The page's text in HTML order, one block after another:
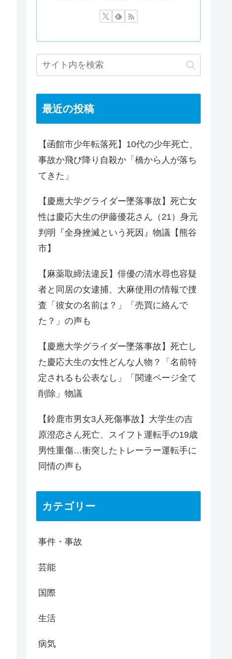
最近の投稿
【函館市少年転落死】10代の少年死亡、
事故か飛び降り自殺か「橋から人が落ち
てきた」
【慶應大学グライダー墜落事故】死亡女
性は慶応大生の伊藤優花さん（21）身元
判明『全身挫滅という死因』物議【熊谷
市】
【麻薬取締法違反】俳優の清水尋也容疑
者と同居の女逮捕、大麻使用の情報で捜
査「彼女の名前は？」「売買に絡んで
た？」の声も
【慶應大学グライダー墜落事故】死亡し
た慶応大生の女性どんな人物？「名前特
定されるも公表なし」「関連ページ全て
削除」物議
【鈴鹿市男女3人死傷事故】大学生の吉
原澄恋さん死亡、スイフト運転手の19歳
男性重傷…衝突したトレーラー運転手に
同情の声も
カテゴリー
事件・事故
芸能
国際
生活
病気